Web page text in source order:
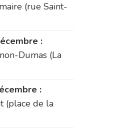
(rue Saint-
:
Dumas (La
:
(place de la